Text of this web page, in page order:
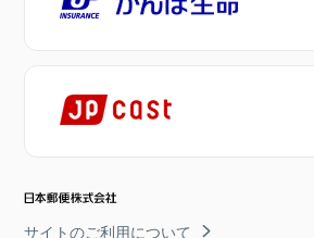
サイトのご利用について